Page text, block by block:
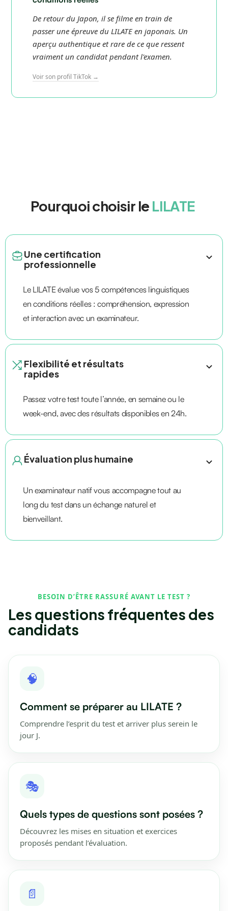
De retour du Japon, il se filme en train de
passer une épreuve du LILATE en japonais. Un
aperçu authentique et rare de ce que ressent
vraiment un candidat pendant l'examen.
Voir son profil TikTok →
Pourquoi choisir le LILATE
Une certification
professionnelle
Le LILATE évalue vos 5 compétences linguistiques
en conditions réelles : compréhension, expression
et interaction avec un examinateur.
Flexibilité et résultats
rapides
Passez votre test toute l’année, en semaine ou le
week-end, avec des résultats disponibles en 24h.
Évaluation plus humaine
Un examinateur natif vous accompagne tout au
long du test dans un échange naturel et
bienveillant.
BESOIN D’ÊTRE RASSURÉ AVANT LE TEST ?
Les questions fréquentes des
candidats
🧠
Comment se préparer au LILATE ?
Comprendre l’esprit du test et arriver plus serein le
jour J.
🎭
Quels types de questions sont posées ?
Découvrez les mises en situation et exercices
proposés pendant l’évaluation.
📄